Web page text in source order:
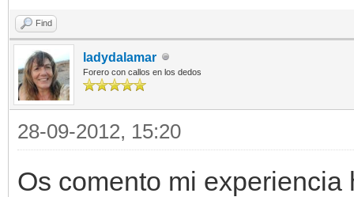
Find
ladydalamar
Forero con callos en los dedos
28-09-2012, 15:20
Os comento mi experiencia